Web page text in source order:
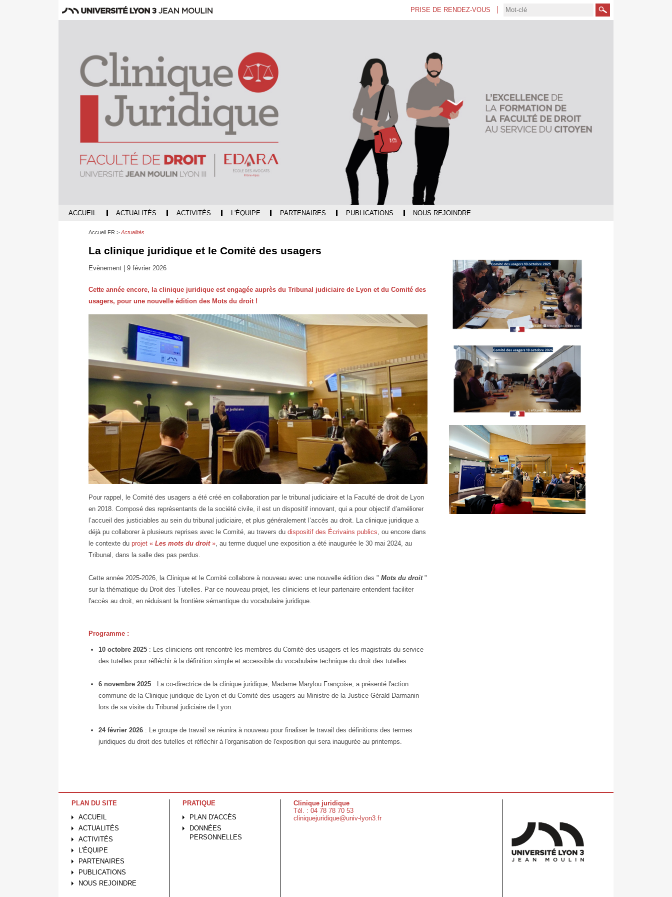
PRISE DE RENDEZ-VOUS Rechercher
ACCUEIL ACTUALITÉS ACTIVITÉS L'ÉQUIPE PARTENAIRES PUBLICATIONS NOUS REJOINDRE
Accueil FR Actualités
La clinique juridique et le Comité des usagers
Evènement | 9 février 2026
Cette année encore, la clinique juridique est engagée auprès du Tribunal judiciaire de Lyon et du Comité des
usagers, pour une nouvelle édition des Mots du droit !
Comite
des
usagers
Pour rappel, le Comité des usagers a été créé en collaboration par le tribunal judiciaire et la Faculté de droit de Lyon
en 2018. Composé des représentants de la société civile, il est un dispositif innovant, qui a pour objectif d’améliorer
l’accueil des justiciables au sein du tribunal judiciaire, et plus généralement l’accès au droit. La clinique juridique a
déjà pu collaborer à plusieurs reprises avec le Comité, au travers du dispositif des Écrivains publics , ou encore dans
le contexte du projet « Les mots du droit» , au terme duquel une exposition a été inaugurée le 30 mai 2024, au
Tribunal, dans la salle des pas perdus.
Cette année 2025-2026, la Clinique et le Comité collabore à nouveau avec une nouvelle édition des " Mots du droit"
sur la thématique du Droit des Tutelles. Par ce nouveau projet, les cliniciens et leur partenaire entendent faciliter
l'accès au droit, en réduisant la frontière sémantique du vocabulaire juridique.
Programme :
10 octobre 2025: Les cliniciens ont rencontré les membres du Comité des usagers et les magistrats du service
des tutelles pour réfléchir à la définition simple et accessible du vocabulaire technique du droit des tutelles.
6 novembre 2025: La co-directrice de la clinique juridique, Madame Marylou Françoise, a présenté l'action
commune de la Clinique juridique de Lyon et du Comité des usagers au Ministre de la Justice Gérald Darmanin
lors de sa visite du Tribunal judiciaire de Lyon.
24 février 2026: Le groupe de travail se réunira à nouveau pour finaliser le travail des définitions des termes
juridiques du droit des tutelles et réfléchir à l'organisation de l'exposition qui sera inaugurée au printemps.
PLAN DU SITE
ACCUEIL
ACTUALITÉS
ACTIVITÉS
L'ÉQUIPE
PARTENAIRES
PUBLICATIONS
NOUS REJOINDRE
PRATIQUE
PLAN D'ACCÈS
DONNÉES
PERSONNELLES
Clinique juridique
Tél. : 04 78 78 70 53
cliniquejuridique@univ-lyon3.fr